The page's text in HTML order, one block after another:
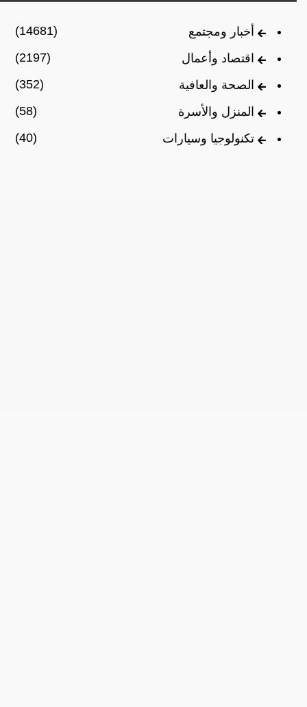
أخبار ومجتمع
(14681)
اقتصاد وأعمال
(2197)
الصحة والعافية
(352)
المنزل والأسرة
(58)
تكنولوجيا وسيارات
(40)